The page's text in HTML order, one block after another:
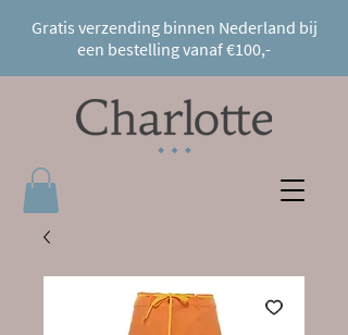
Gratis verzending binnen Nederland bij
een bestelling vanaf €100,-